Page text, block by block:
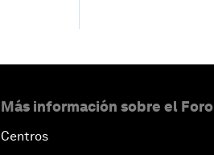
Más información sobre el Foro
Centros